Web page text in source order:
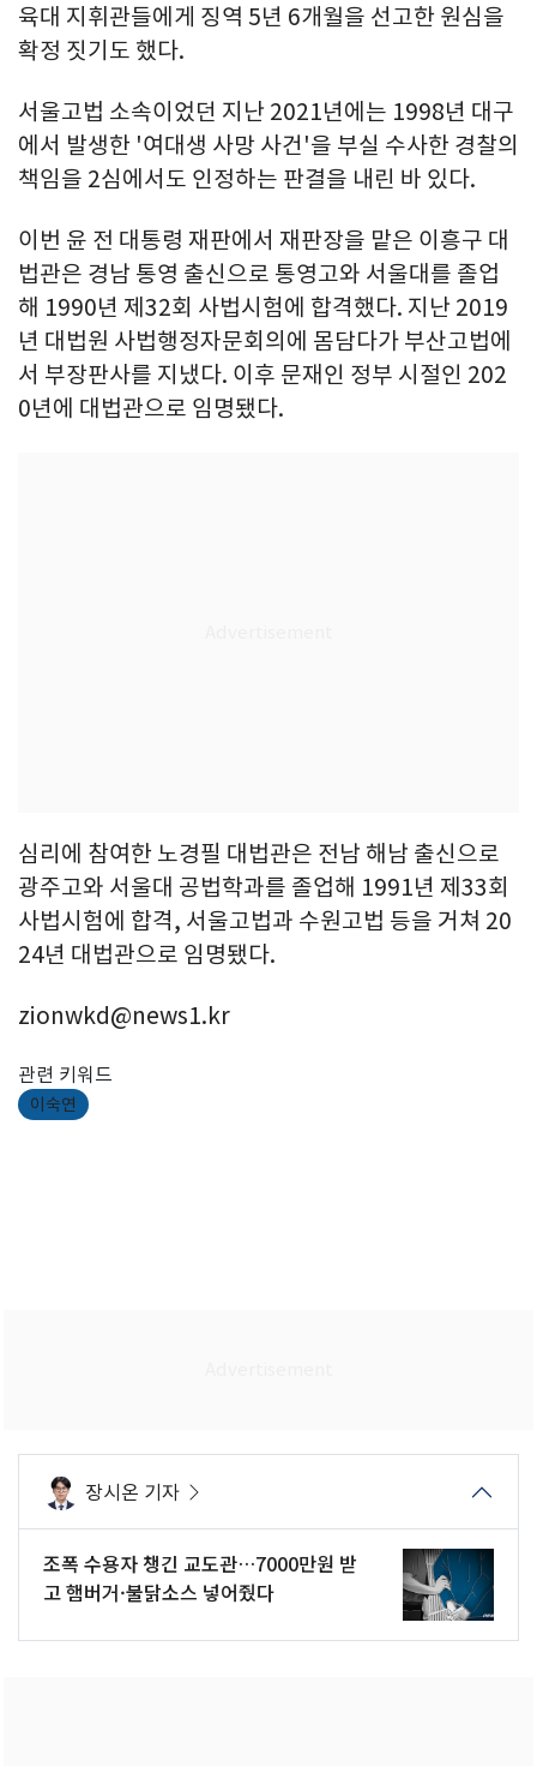
육대 지휘관들에게 징역 5년 6개월을 선고한 원심을
확정 짓기도 했다.
서울고법 소속이었던 지난 2021년에는 1998년 대구
에서 발생한 '여대생 사망 사건'을 부실 수사한 경찰의
책임을 2심에서도 인정하는 판결을 내린 바 있다.
이번 윤 전 대통령 재판에서 재판장을 맡은 이흥구 대
법관은 경남 통영 출신으로 통영고와 서울대를 졸업
해 1990년 제32회 사법시험에 합격했다. 지난 2019
년 대법원 사법행정자문회의에 몸담다가 부산고법에
서 부장판사를 지냈다. 이후 문재인 정부 시절인 202
0년에 대법관으로 임명됐다.
심리에 참여한 노경필 대법관은 전남 해남 출신으로
광주고와 서울대 공법학과를 졸업해 1991년 제33회
사법시험에 합격, 서울고법과 수원고법 등을 거쳐 20
24년 대법관으로 임명됐다.
zionwkd@news1.kr
관련 키워드
이숙연
장시온 기자
조폭 수용자 챙긴 교도관…7000만원 받
고 햄버거·불닭소스 넣어줬다